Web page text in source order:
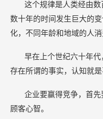
这个规律是人类经由
数十年的时间发生巨大的
化，不同年龄和地域的人消
早在上个世纪六十年
存在所谓的事实，认知就是
企业要赢得竞争，首
顾客心智。